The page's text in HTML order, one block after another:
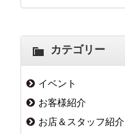
カテゴリー
イベント
お客様紹介
お店＆スタッフ紹介